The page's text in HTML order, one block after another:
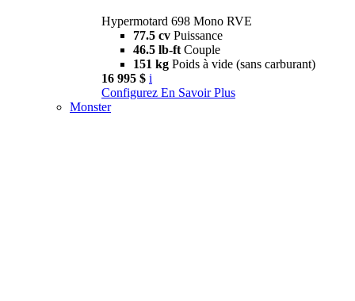
Hypermotard 698 Mono RVE
77.5 cv Puissance
46.5 lb-ft Couple
151 kg Poids à vide (sans carburant)
16 995 $ i
Configurez En Savoir Plus
Monster